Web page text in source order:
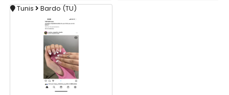
Tunis Bardo (TU)